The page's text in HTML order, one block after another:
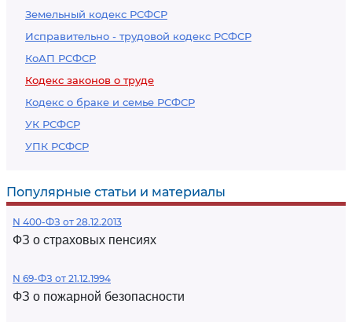
Земельный кодекс РСФСР
Исправительно - трудовой кодекс РСФСР
КоАП РСФСР
Кодекс законов о труде
Кодекс о браке и семье РСФСР
УК РСФСР
УПК РСФСР
Популярные статьи и материалы
N 400-ФЗ от 28.12.2013
ФЗ о страховых пенсиях
N 69-ФЗ от 21.12.1994
ФЗ о пожарной безопасности